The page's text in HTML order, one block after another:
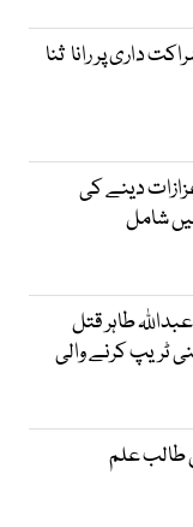
داری پر رانا ثنا
دینے کی
طاہر قتل
ٹریپ کرنے والی
طالب علم